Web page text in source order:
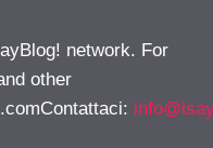
network. For
other
: